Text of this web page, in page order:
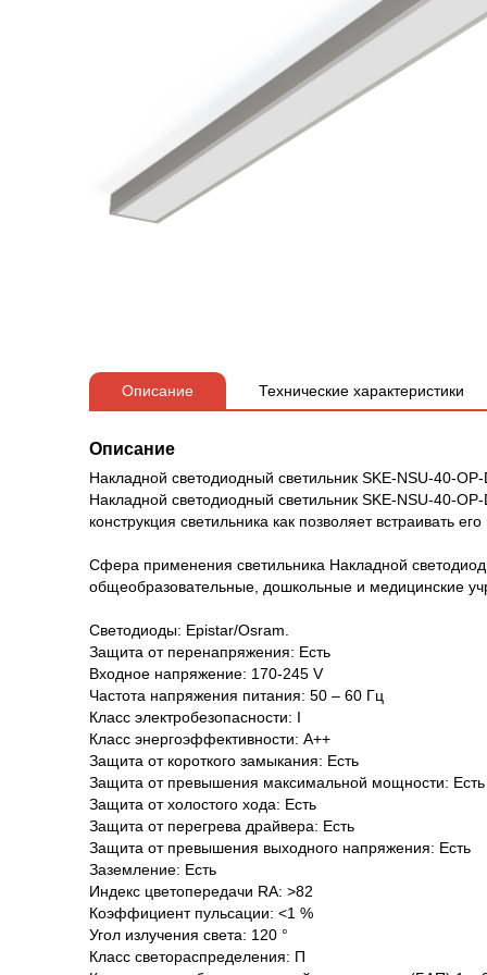
Описание Технические характеристики
Описание
Накладной светодиодный светильник SKE-NSU-40-
Накладной светодиодный светильник SKE-NSU-40-
конструкция светильника как позволяет встраивать
Сфера применения светильника Накладной
общеобразовательные, дошкольные и медицинские
Светодиоды: Epistar/Osram.
Защита от перенапряжения: Есть
Входное напряжение: 170-245 V
Частота напряжения питания: 50 – 60 Гц
Класс электробезопасности: I
Класс энергоэффективности: А++
Защита от короткого замыкания: Есть
Защита от превышения максимальной мощности: Есть
Защита от холостого хода: Есть
Защита от перегрева драйвера: Есть
Защита от превышения выходного напряжения: Есть
Заземление: Есть
Индекс цветопередачи RA: >82
Коэффициент пульсации: <1 %
Угол излучения света: 120 °
Класс светораспределения: П